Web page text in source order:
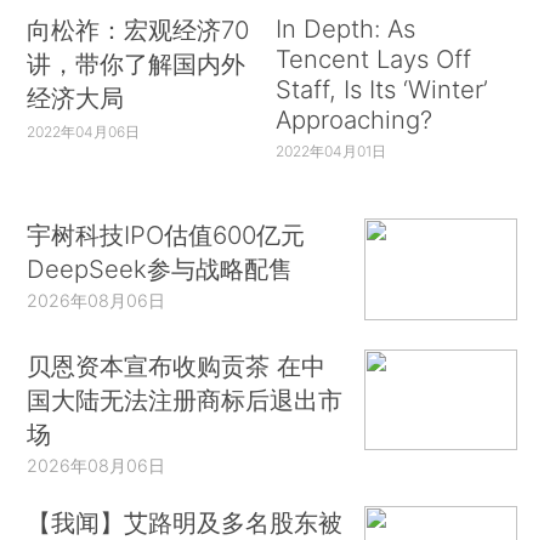
向松祚：宏观经济70
讲，带你了解国内外
经济大局
2022年04月06日
In Depth: As
Tencent Lays Off
Staff, Is Its ‘Winter’
Approaching?
2022年04月01日
宇树科技IPO估值600亿元
DeepSeek参与战略配售
2026年08月06日
贝恩资本宣布收购贡茶 在中
国大陆无法注册商标后退出市
场
2026年08月06日
【我闻】艾路明及多名股东被